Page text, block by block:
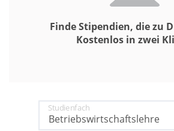
Finde Stipendien, die zu
Kostenlos in zwei
Studienfach